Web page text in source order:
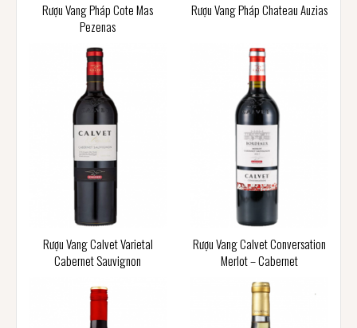
Rượu Vang Pháp Cote Mas
Pezenas
Rượu Vang Pháp Chateau Auzias
Rượu Vang Calvet Varietal
Cabernet Sauvignon
Rượu Vang Calvet Conversation
Merlot – Cabernet